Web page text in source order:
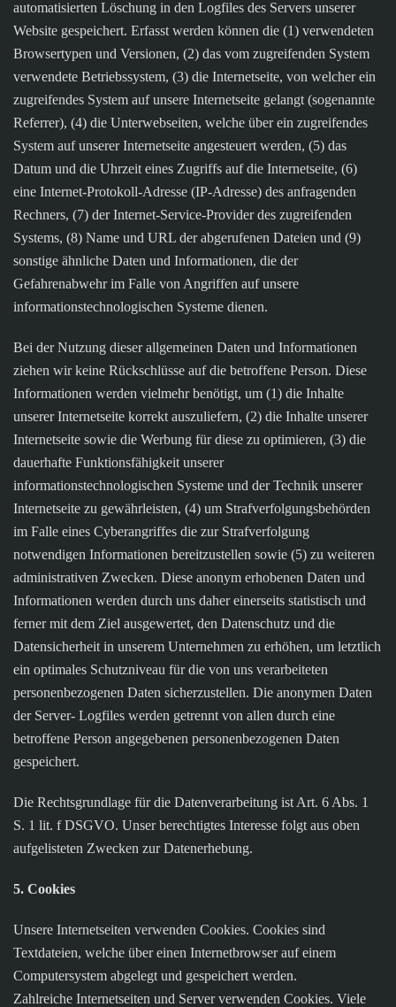
automatisierten Löschung in den Logfiles des Servers unserer
Website gespeichert. Erfasst werden können die (1) verwendeten
Browsertypen und Versionen, (2) das vom zugreifenden System
verwendete Betriebssystem, (3) die Internetseite, von welcher ein
zugreifendes System auf unsere Internetseite gelangt (sogenannte
Referrer), (4) die Unterwebseiten, welche über ein zugreifendes
System auf unserer Internetseite angesteuert werden, (5) das
Datum und die Uhrzeit eines Zugriffs auf die Internetseite, (6)
eine Internet-Protokoll-Adresse (IP-Adresse) des anfragenden
Rechners, (7) der Internet-Service-Provider des zugreifenden
Systems, (8) Name und URL der abgerufenen Dateien und (9)
sonstige ähnliche Daten und Informationen, die der
Gefahrenabwehr im Falle von Angriffen auf unsere
informationstechnologischen Systeme dienen.
Bei der Nutzung dieser allgemeinen Daten und Informationen
ziehen wir keine Rückschlüsse auf die betroffene Person. Diese
Informationen werden vielmehr benötigt, um (1) die Inhalte
unserer Internetseite korrekt auszuliefern, (2) die Inhalte unserer
Internetseite sowie die Werbung für diese zu optimieren, (3) die
dauerhafte Funktionsfähigkeit unserer
informationstechnologischen Systeme und der Technik unserer
Internetseite zu gewährleisten, (4) um Strafverfolgungsbehörden
im Falle eines Cyberangriffes die zur Strafverfolgung
notwendigen Informationen bereitzustellen sowie (5) zu weiteren
administrativen Zwecken. Diese anonym erhobenen Daten und
Informationen werden durch uns daher einerseits statistisch und
ferner mit dem Ziel ausgewertet, den Datenschutz und die
Datensicherheit in unserem Unternehmen zu erhöhen, um letztlich
ein optimales Schutzniveau für die von uns verarbeiteten
personenbezogenen Daten sicherzustellen. Die anonymen Daten
der Server- Logfiles werden getrennt von allen durch eine
betroffene Person angegebenen personenbezogenen Daten
gespeichert.
Die Rechtsgrundlage für die Datenverarbeitung ist Art. 6 Abs. 1
S. 1 lit. f DSGVO. Unser berechtigtes Interesse folgt aus oben
aufgelisteten Zwecken zur Datenerhebung.
5. Cookies
Unsere Internetseiten verwenden Cookies. Cookies sind
Textdateien, welche über einen Internetbrowser auf einem
Computersystem abgelegt und gespeichert werden.
Zahlreiche Internetseiten und Server verwenden Cookies. Viele